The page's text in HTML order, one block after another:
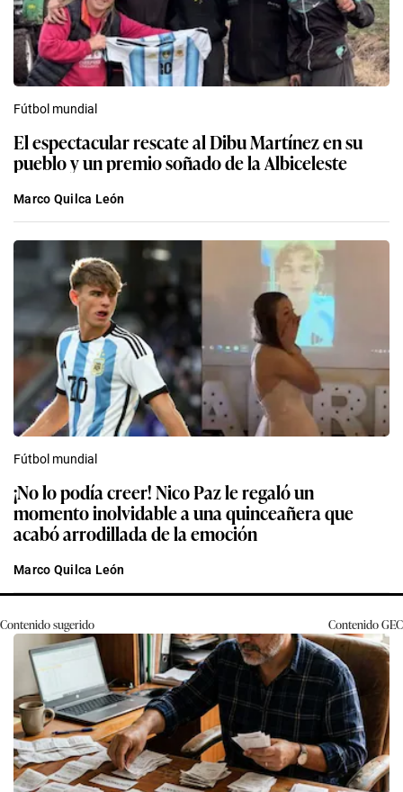
Fútbol mundial
El espectacular rescate al Dibu Martínez en su
pueblo y un premio soñado de la Albiceleste
Marco Quilca León
Fútbol mundial
¡No lo podía creer! Nico Paz le regaló un
momento inolvidable a una quinceañera que
acabó arrodillada de la emoción
Marco Quilca León
Contenido sugerido ContenidoGEC